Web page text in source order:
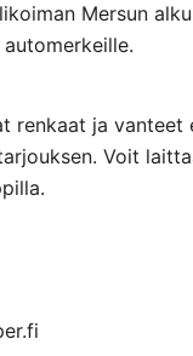
Mersun
renkaat ja
Voit